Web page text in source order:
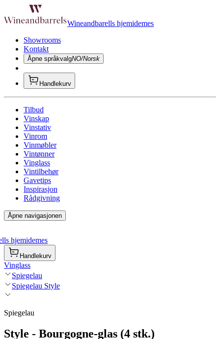
Wineandbarells hjemidemes
Showrooms
Kontakt
Åpne språkvalgNO/Norsk
Handlekurv
Tilbud
Vinskap
Vinstativ
Vinrom
Vinmøbler
Vintønner
Vinglass
Vintilbehør
Gavetips
Inspirasjon
Rådgivning
Åpne navigasjonen
hjemidemes
Handlekurv
Vinglass
Spiegelau
Spiegelau Style
Spiegelau
Style - Bourgogne-glas (4 stk.)